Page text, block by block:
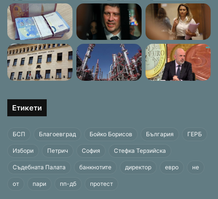
Етикети
БСП Благоевград Бойко Борисов България ГЕРБ
Избори Петрич София Стефка Терзийска
Съдебната Палата банкнотите директор евро не
от пари пп-дб протест